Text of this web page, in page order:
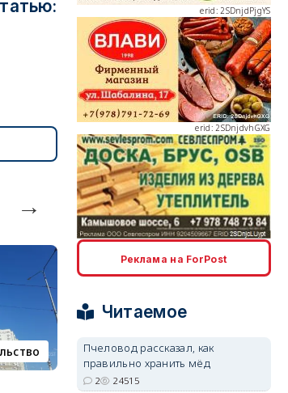
фотореп
erid: 2SDnjdPjgYS
erid: 2SDnjdvhGXG
erid: 2SDnjcLUypt
erid: 2SDnjcrDNw6
Реклама на ForPost
Читаемое
Пчеловод рассказал, как
правильно хранить мёд
2 24515